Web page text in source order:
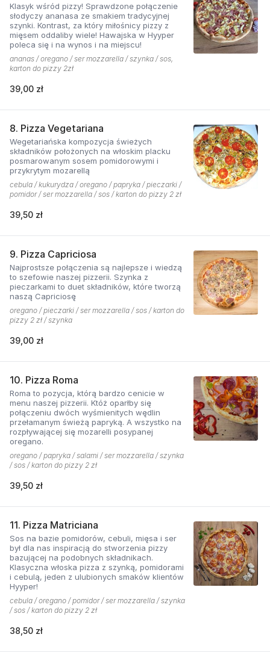
Klasyk wśród pizzy! Sprawdzone połączenie
słodyczy ananasa ze smakiem tradycyjnej
szynki. Kontrast, za który miłośnicy pizzy z
mięsem oddaliby wiele! Hawajska w Hyyper
poleca się i na wynos i na miejscu!
ananas / oregano / ser mozzarella / szynka / sos,
karton do pizzy 2zł
39,00 zł
8. Pizza Vegetariana
Wegetariańska kompozycja świeżych
składników położonych na włoskim placku
posmarowanym sosem pomidorowymi i
przykrytym mozarellą
cebula / kukurydza / oregano / papryka / pieczarki /
pomidor / ser mozzarella / sos / karton do pizzy 2 zł
39,50 zł
9. Pizza Capriciosa
Najprostsze połączenia są najlepsze i wiedzą
to szefowie naszej pizzerii. Szynka z
pieczarkami to duet składników, które tworzą
naszą Capriciosę
oregano / pieczarki / ser mozzarella / sos / karton do
pizzy 2 zł / szynka
39,00 zł
10. Pizza Roma
Roma to pozycja, którą bardzo cenicie w
menu naszej pizzerii. Któż oparłby się
połączeniu dwóch wyśmienitych wędlin
przełamanym świeżą papryką. A wszystko na
rozpływającej się mozarelli posypanej
oregano.
oregano / papryka / salami / ser mozzarella / szynka
/ sos / karton do pizzy 2 zł
39,50 zł
11. Pizza Matriciana
Sos na bazie pomidorów, cebuli, mięsa i ser
był dla nas inspiracją do stworzenia pizzy
bazującej na podobnych składnikach.
Klasyczna włoska pizza z szynką, pomidorami
i cebulą, jeden z ulubionych smaków klientów
Hyyper!
cebula / oregano / pomidor / ser mozzarella / szynka
/ sos / karton do pizzy 2 zł
38,50 zł